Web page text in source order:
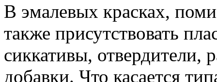
В эмалевых красках,
также присутствовать
сиккативы, отвердители,
добавки. Что касается